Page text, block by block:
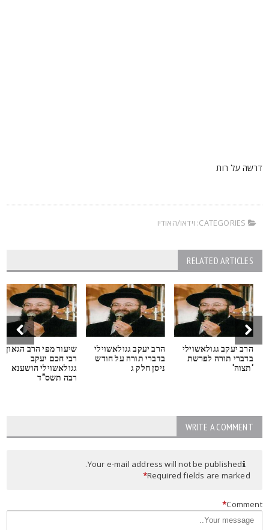
על רות
CATEGORIES: וידאו/האודיו
RELATED ARTICLES
הרב יעקב גגולאשוילי
בדברי תורה לפרשת
'תצוה'
הרב יעקב גגולאשוילי
בדברי תורה על חודש
ניסן חלק ג
שיעור מפי הרב הגאון
רבי חכם יעקב
גגולאשוילי הושענא
רבה תשס"ד
WRITE A COMMENT
Your e-mail address will not be published.
Required fields are marked
*
*